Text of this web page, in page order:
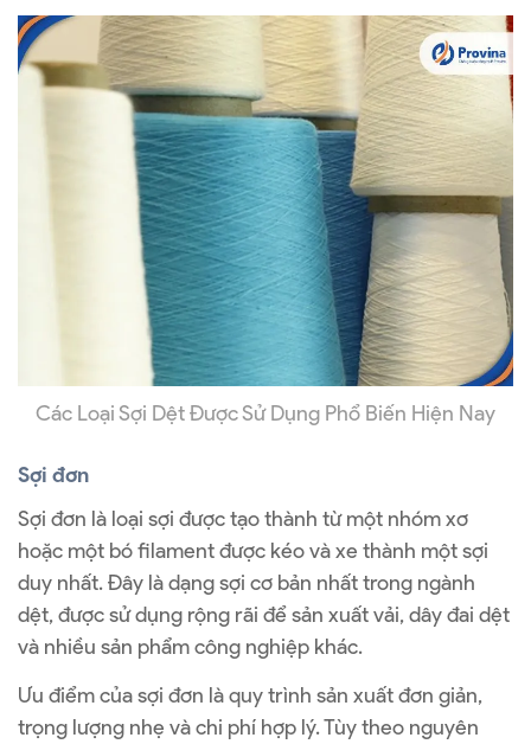
Các Loại Sợi Dệt Được Sử Dụng Phổ Biến Hiện Nay
Sợi đơn
Sợi đơn là loại sợi được tạo thành từ một nhóm xơ
hoặc một bó filament được kéo và xe thành một sợi
duy nhất. Đây là dạng sợi cơ bản nhất trong ngành
dệt, được sử dụng rộng rãi để sản xuất vải, dây đai dệt
và nhiều sản phẩm công nghiệp khác.
Ưu điểm của sợi đơn là quy trình sản xuất đơn giản,
trọng lượng nhẹ và chi phí hợp lý. Tùy theo nguyên